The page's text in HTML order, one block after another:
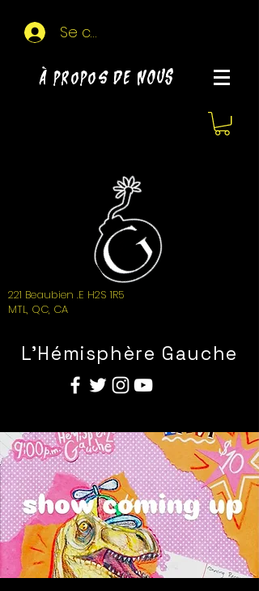
Se connecter
À propos de NOUS
221 Beaubien .E H2S 1R5
MTL, QC, CA
L'Hémisphère Gauche